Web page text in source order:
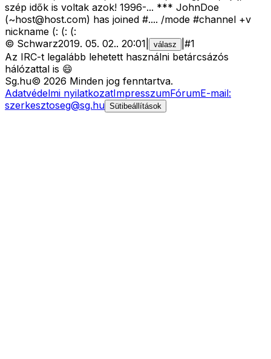
szép idők is voltak azok! 1996-... *** JohnDoe
(~host@host.com) has joined #.... /mode #channel +v
nickname (: (: (:
© Schwarz2019. 05. 02.. 20:01 válasz #1
Az IRC-t legalább lehetett használni betárcsázós
hálózattal is 😄
Sg.hu© 2026 Minden jog fenntartva.
Adatvédelmi nyilatkozatImpresszumFórumE-mail:
szerkesztoseg@sg.hu Sütibeállítások